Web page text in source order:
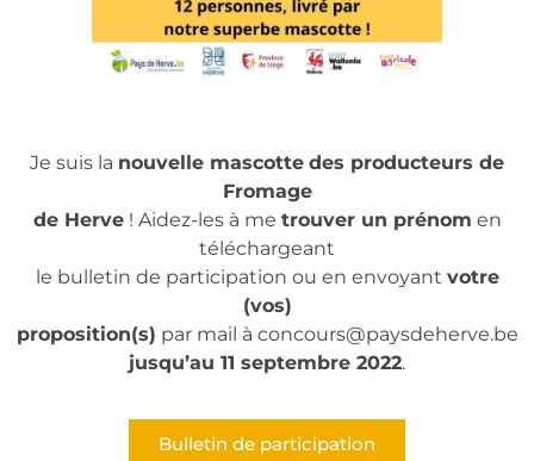
Je suis la nouvelle mascotte des producteurs de
Fromage
de Herve! Aidez-les à me trouver un prénom en
téléchargeant
le bulletin de participation ou en envoyant votre
(vos)
proposition(s) par mail à concours@paysdeherve.be
jusqu’au 11 septembre 2022.
Bulletin de participation